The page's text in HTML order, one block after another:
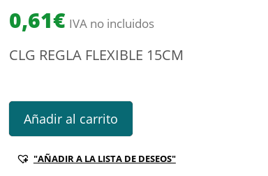
0,61€ IVA no incluidos
CLG REGLA FLEXIBLE 15CM
CLG REGLA FLEXIBLE 15CM Ref:640080 cantidad
Añadir al carrito
"AÑADIR A LA LISTA DE DESEOS"